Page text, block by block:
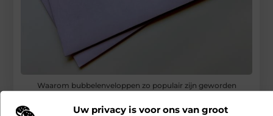
Uw privacy is voor ons van groot
Waarom bubbelenveloppen zo populair zijn geworden
RECENTE BERICHTEN